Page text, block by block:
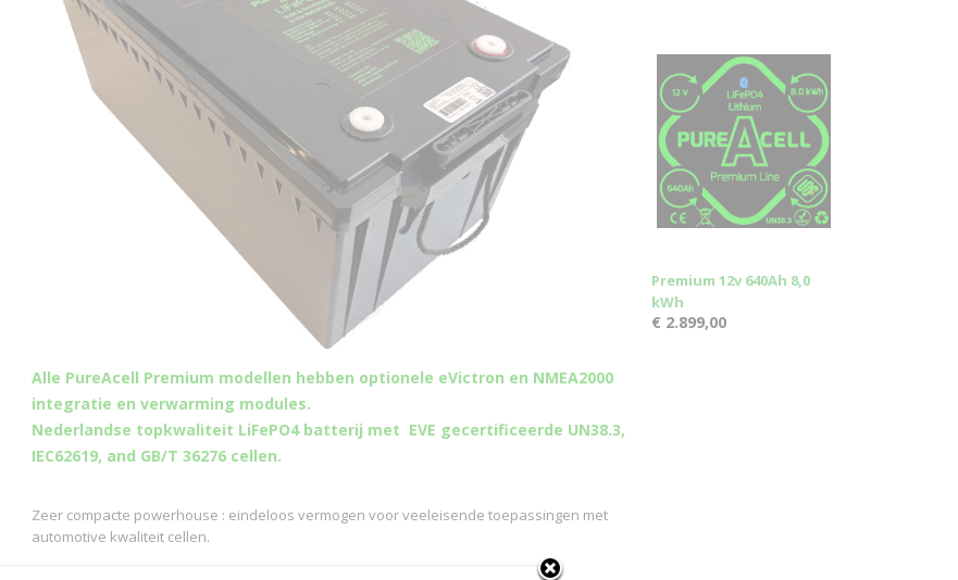
Alle PureAcell Premium modellen hebben optionele eVictron en NMEA2000
integratie en verwarming modules.
Nederlandse topkwaliteit LiFePO4 batterij met EVE gecertificeerde UN38.3,
IEC62619, and GB/T 36276 cellen.
Zeer compacte powerhouse : eindeloos vermogen voor veeleisende toepassingen met
automotive kwaliteit cellen.
Premium 12v 640Ah 8,0
kWh
€ 2.899,00